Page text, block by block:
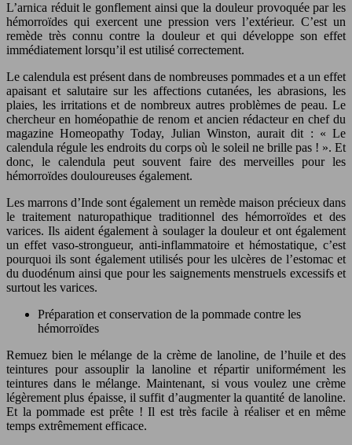
L’arnica réduit le gonflement ainsi que la douleur provoquée par les
hémorroïdes qui exercent une pression vers l’extérieur. C’est un
remède très connu contre la douleur et qui développe son effet
immédiatement lorsqu’il est utilisé correctement.
Le calendula est présent dans de nombreuses pommades et a un effet
apaisant et salutaire sur les affections cutanées, les abrasions, les
plaies, les irritations et de nombreux autres problèmes de peau. Le
chercheur en homéopathie de renom et ancien rédacteur en chef du
magazine Homeopathy Today, Julian Winston, aurait dit : « Le
calendula régule les endroits du corps où le soleil ne brille pas ! ». Et
donc, le calendula peut souvent faire des merveilles pour les
hémorroïdes douloureuses également.
Les marrons d’Inde sont également un remède maison précieux dans
le traitement naturopathique traditionnel des hémorroïdes et des
varices. Ils aident également à soulager la douleur et ont également
un effet vaso-strongueur, anti-inflammatoire et hémostatique, c’est
pourquoi ils sont également utilisés pour les ulcères de l’estomac et
du duodénum ainsi que pour les saignements menstruels excessifs et
surtout les varices.
Préparation et conservation de la pommade contre les
hémorroïdes
Remuez bien le mélange de la crème de lanoline, de l’huile et des
teintures pour assouplir la lanoline et répartir uniformément les
teintures dans le mélange. Maintenant, si vous voulez une crème
légèrement plus épaisse, il suffit d’augmenter la quantité de lanoline.
Et la pommade est prête ! Il est très facile à réaliser et en même
temps extrêmement efficace.